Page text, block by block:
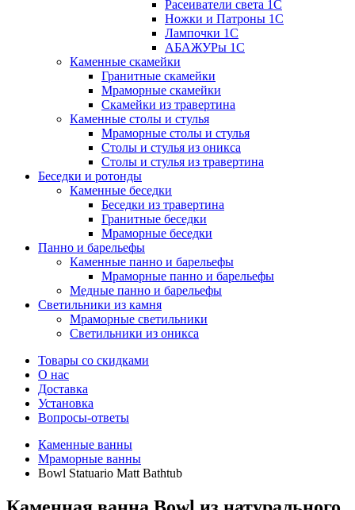
Расеиватели света 1С
Ножки и Патроны 1С
Лампочки 1С
АБАЖУРы 1С
Каменные скамейки
Гранитные скамейки
Мраморные скамейки
Скамейки из травертина
Каменные столы и стулья
Мраморные столы и стулья
Столы и стулья из оникса
Столы и стулья из травертина
Беседки и ротонды
Каменные беседки
Беседки из травертина
Гранитные беседки
Мраморные беседки
Панно и барельефы
Каменные панно и барельефы
Мраморные панно и барельефы
Медные панно и барельефы
Светильники из камня
Мраморные светильники
Светильники из оникса
Товары со скидками
О нас
Доставка
Установка
Вопросы-ответы
Каменные ванны
Мраморные ванны
Bowl Statuario Matt Bathtub